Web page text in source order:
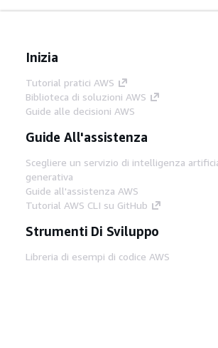
Inizia
Tutorial pratici AWS
Biblioteca di soluzioni AWS
Guide alle decisioni AWS
Guide All'assistenza
Scegliere un servizio di intelligenza
generativa
Guide all'assistenza AWS
Tutorial AWS CLI su GitHub
Strumenti Di Sviluppo
Libreria di esempi di codice AWS